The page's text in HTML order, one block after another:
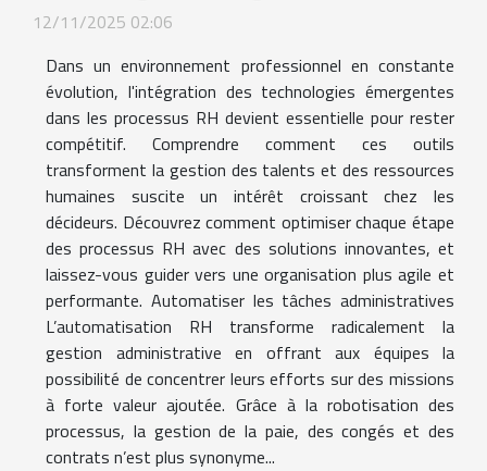
12/11/2025 02:06
Dans un environnement professionnel en constante
évolution, l'intégration des technologies émergentes
dans les processus RH devient essentielle pour rester
compétitif. Comprendre comment ces outils
transforment la gestion des talents et des ressources
humaines suscite un intérêt croissant chez les
décideurs. Découvrez comment optimiser chaque étape
des processus RH avec des solutions innovantes, et
laissez-vous guider vers une organisation plus agile et
performante. Automatiser les tâches administratives
L’automatisation RH transforme radicalement la
gestion administrative en offrant aux équipes la
possibilité de concentrer leurs efforts sur des missions
à forte valeur ajoutée. Grâce à la robotisation des
processus, la gestion de la paie, des congés et des
contrats n’est plus synonyme...